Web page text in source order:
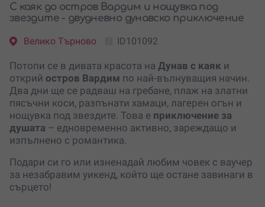
С каяк до остров Вардим и нощувка под
звездите - двудневно дунавско приключение
Велико Търново ID101092
Потопи се в дивата красота на Дунав с каяк и
открий остров Вардим по най-вълнуващия начин.
Два дни ще се радваш на гребане, плаж на златни
пясъчни коси, разпънати хамаци, лагерен огън и
нощувка под звездите. Това е приключение за
душата – едновременно активно, зареждащо и
изпълнено с романтика.
Подари си го или изненадай любим човек с ваучер
за незабравим уикенд, който ще остане завинаги в
сърцето!